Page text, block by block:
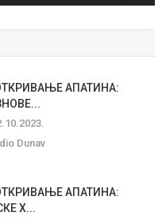
АПАТИНА:
Dunav
АПАТИНА:
Х...